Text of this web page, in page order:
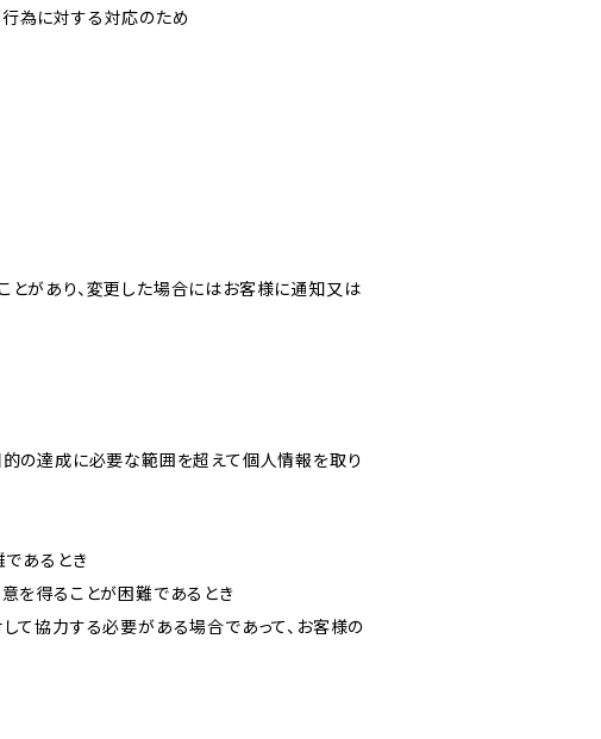
行為に対する対応のため
とがあり、変更した場合にはお客様に通知又は
的の達成に必要な範囲を超えて個人情報を取り
であるとき
を得ることが困難であるとき
て協力する必要がある場合であって、お客様の